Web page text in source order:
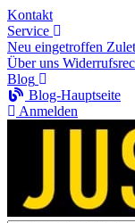
Kontakt
Service
Neu eingetroffen
Über uns
Blog
Blog-Hauptseite
Anmelden